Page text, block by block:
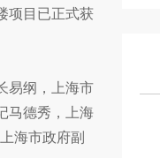
项目已正式获
易纲，上海市
马德秀，上海
海市政府副